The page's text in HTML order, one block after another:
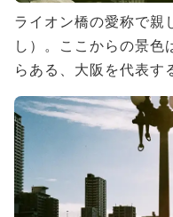
ライオン橋の愛称で親
し）。ここからの景色
らある、大阪を代表す